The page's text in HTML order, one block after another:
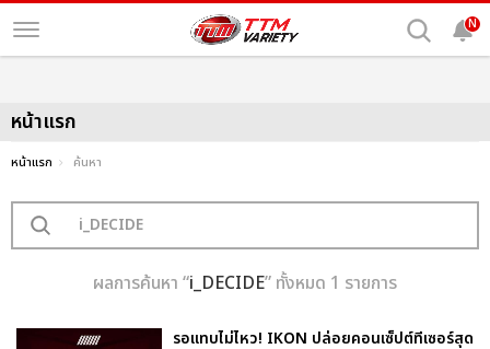
N
หน้าแรก
หน้าแรก ค้นหา
ผลการค้นหา “i_DECIDE” ทั้งหมด 1 รายการ
รอแทบไม่ไหว! IKON ปล่อยคอนเซ็ปต์ทีเซอร์สุด